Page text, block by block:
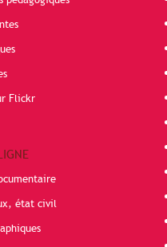
Flickr
état civil